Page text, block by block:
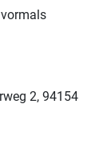
2, 94154